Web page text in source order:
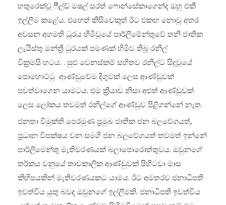
හතුරෙක්වූ ෆීල්ඩ් මෂල් සරත් ෆොන්සේකාගෙන්ද ඔහු එකී
ඉල්ලීම කළේය. එහෙත් කිසිවෙකුත් ඊට එකඟ නොවූ අතර
අවසන අගමති ධූරය හිමිවූයේ පාර්ලිමේන්තුවේ තනි ජාතික
ලැයිස්තු මන්ත්‍රී ධූරයක් පමණක් හිමිව තිබූ රනිල්
වික්‍රමසිංහටය. . සුළු වෙනස්කම් සහිතව රනිල්ට සිදුවූයේ
පොහොට්ටු ආණ්ඩුවේම දිගුවක් ලෙස ආණ්ඩුවක්
පවත්වාගෙන යාමටය. එම ක්‍රියාව නිසා අළුත් ආණ්ඩුවක්
ලෙස ලෝකය තවමත් රනිල්ගේ ආණ්ඩුව පිළිගන්නේ නැත.
ජනතා විමුක්ති පෙරමුණ ප්‍රමුඛ ජාතික ජන බලවේගයත්,
ප්‍රධාන විපක්ෂය වන සමගි ජන බලවේගයත් තවමත් ඉන්නේ
පාර්ලිමෙන්තු මැතිවරණයක් බලාපොරොත්තුවය. ඔවුනගේ
තර්කය වනුයේ තාවකාලික ආණ්ඩුවක් පිහිටවා මාස
කිහිපයකින් මැතිවරණයකට යාමය. ඊට අමතරව ජනාධිපති
ඉවත්විය යුතු බවද ඔවුනගේ ඉල්ලීමකි. ජනාධිපති ඉවත්විය